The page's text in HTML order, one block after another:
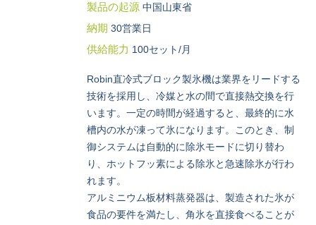
製品の起源 中国山東省
納期 30営業日
供給能力 100セット/月
Robin直冷式ブロック製氷機は業界をリードする
技術を採用し、冷媒と水の間で直接熱交換を行
います。一定の時間が経過すると、最終的に水
槽内の水が凍って氷になります。このとき、制
御システムは自動的に除氷モードに切り替わ
り、ホットフッ素による除氷と急速除氷が行わ
れます。
アルミニウム板材料蒸発器は、製造された氷が
食品の要件を満たし、角氷を直接食べることが